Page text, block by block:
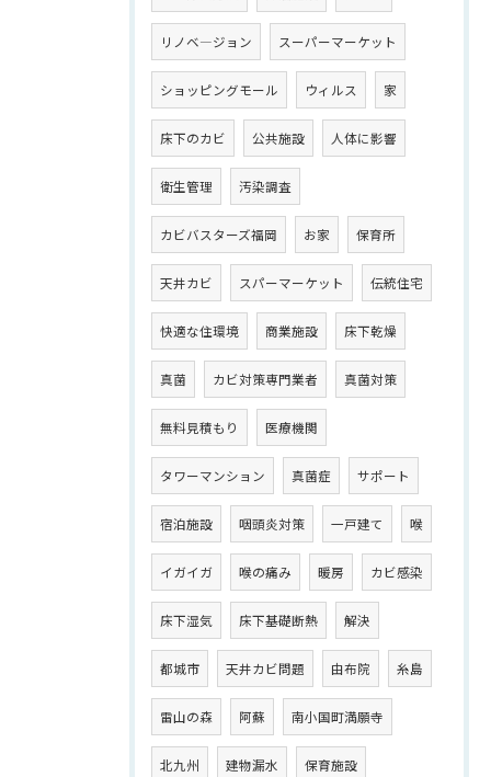
リノベ―ジョン スーパーマーケット
ショッピングモール ウィルス 家
床下のカビ 公共施設 人体に影響
衛生管理 汚染調査
カビバスターズ福岡 お家 保育所
天井カビ スパーマーケット 伝統住宅
快適な住環境 商業施設 床下乾燥
真菌 カビ対策専門業者 真菌対策
無料見積もり 医療機関
タワーマンション 真菌症 サポート
宿泊施設 咽頭炎対策 一戸建て 喉
イガイガ 喉の痛み 暖房 カビ感染
床下湿気 床下基礎断熱 解決
都城市 天井カビ問題 由布院 糸島
雷山の森 阿蘇 南小国町満願寺
北九州 建物漏水 保育施設